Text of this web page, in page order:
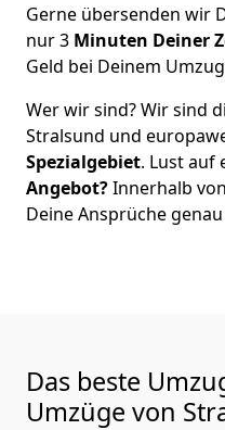
Gerne übersenden wir
nur3 Minuten Deiner
Geld bei Deinem
Wer wir sind? Wir sind
Stralsund und
Spezialgebiet. Lust auf
Angebot?Innerhalb
Deine Ansprüche
Das beste
Umzüge von